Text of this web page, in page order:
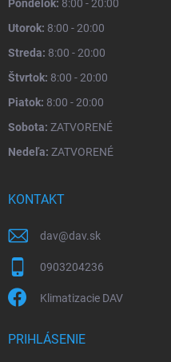
Pondelok: 8:00 - 20:00
Utorok: 8:00 - 20:00
Streda: 8:00 - 20:00
Štvrtok: 8:00 - 20:00
Piatok: 8:00 - 20:00
Sobota: ZATVORENÉ
Nedeľa: ZATVORENÉ
KONTAKT
dav@dav.sk
0903204236
Klimatizacie DAV
PRIHLÁSENIE